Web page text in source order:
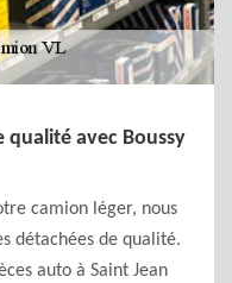
qualité avec Boussy
camion léger, nous
détachées de qualité.
auto à Saint Jean